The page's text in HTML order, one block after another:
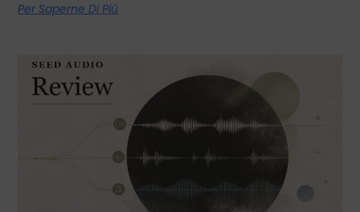
Per Saperne Di Più